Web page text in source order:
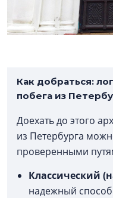
Как добраться:
побега из
Доехать до этого
из Петербурга
проверенными
Классический
надежный